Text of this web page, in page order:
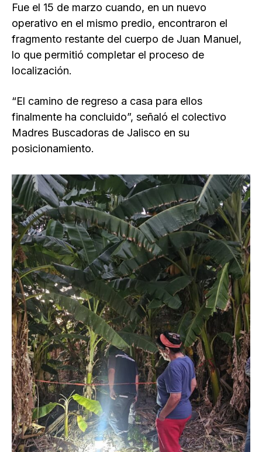
Fue el 15 de marzo cuando, en un nuevo
operativo en el mismo predio, encontraron el
fragmento restante del cuerpo de Juan Manuel,
lo que permitió completar el proceso de
localización.
“El camino de regreso a casa para ellos
finalmente ha concluido”, señaló el colectivo
Madres Buscadoras de Jalisco en su
posicionamiento.